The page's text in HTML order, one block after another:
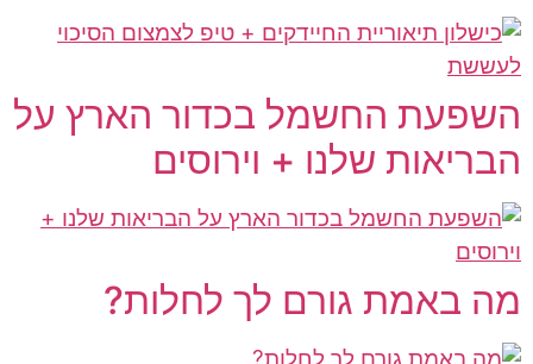
השפעת החשמל בכדור הארץ על
הבריאות שלנו + וירוסים
מה באמת גורם לך לחלות?